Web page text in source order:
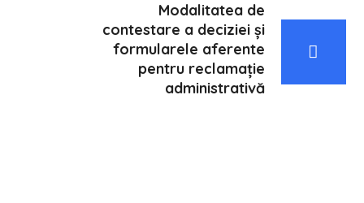
Modalitatea de
contestare a deciziei și
formularele aferente
pentru reclamație
administrativă